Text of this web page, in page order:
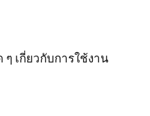
ๆ เกี่ยวกับการใช้งาน